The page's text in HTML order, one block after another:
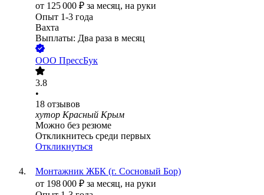
от 125 000 ₽ за месяц, на руки
Опыт 1-3 года
Вахта
Выплаты: Два раза в месяц
ООО ПрессБук
3.8
•
18 отзывов
хутор Красный Крым
Можно без резюме
Откликнитесь среди первых
Откликнуться
Монтажник ЖБК (г. Сосновый Бор)
от 198 000 ₽ за месяц, на руки